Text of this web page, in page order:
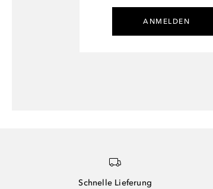
ANMELDEN
Schnelle Lieferung